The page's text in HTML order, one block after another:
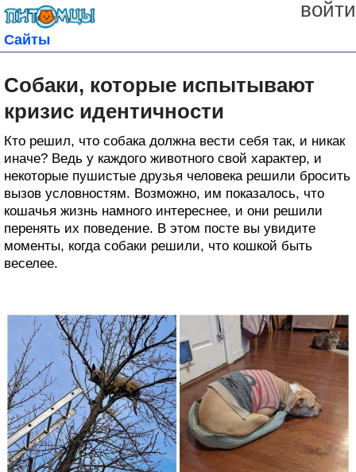
войти
Сайты
Собаки, которые испытывают
кризис идентичности
Кто решил, что собака должна вести себя так, и никак
иначе? Ведь у каждого животного свой характер, и
некоторые пушистые друзья человека решили бросить
вызов условностям. Возможно, им показалось, что
кошачья жизнь намного интереснее, и они решили
перенять их поведение. В этом посте вы увидите
моменты, когда собаки решили, что кошкой быть
веселее.